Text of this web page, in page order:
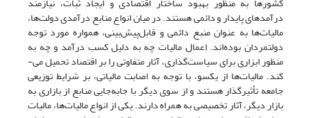
درآمدهای پایدار و دائمی هستند. در میان انواع منابع درآمدی دولت‌ها،
مالیات‌ها به عنوان منبع دائمی و قابل‌پیش‌­بینی، همواره مورد توجه
دولتمردان بوده‌اند. اِعمال مالیات چه به دلیل کسب درآمد و چه به
منظور ابزاری برای سیاست‌گذاری، آثار متفاوتی را بر اقتصاد تحمیل می‌­
کند. مالیات­‌ها از یکسو، با توجه به اصابت مالیاتی، بر شرایط توزیعی
جامعه تأثیرگذار هستند و از سوی دیگر با جابه‌جایی منابع از بازاری به
بازار دیگر، آثار تخصیصی به همراه دارند. یکی از انواع مالیات‌ها، مالیات